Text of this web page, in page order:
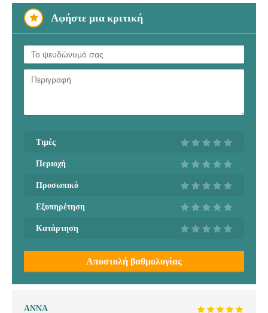
Αφήστε μια κριτική
Τιμές
Περιοχή
Προσωπικό
Εξυπηρέτηση
Κατάρτηση
Αποστολή βαθμολογίας
ΑΝΝΑ